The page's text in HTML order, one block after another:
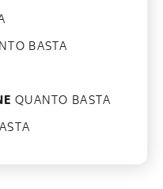
BASTA
QUANTO BASTA